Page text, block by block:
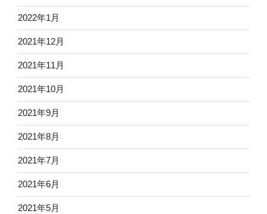
2022年1月
2021年12月
2021年11月
2021年10月
2021年9月
2021年8月
2021年7月
2021年6月
2021年5月